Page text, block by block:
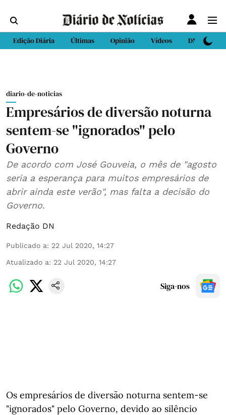
Edição Diária Últimas Opinião Vídeos DN Sport
diario-de-noticias
Empresários de diversão noturna
sentem-se "ignorados" pelo
Governo
De acordo com José Gouveia, o mês de "agosto
seria a esperança para muitos empresários de
abrir ainda este verão", mas falta a decisão do
Governo.
Redação DN
Publicado a: 22 Jul 2020, 14:27
Atualizado a: 22 Jul 2020, 14:27
Siga-nos
Os empresários de diversão noturna sentem-se
"ignorados" pelo Governo, devido ao silêncio